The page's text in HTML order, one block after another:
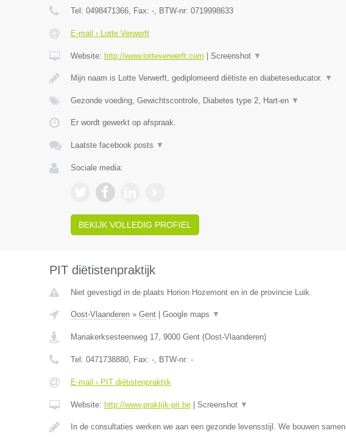
Tel: 0498471366, Fax: -, BTW-nr: 0719998633
E-mail › Lotte Verwerft
Website: http://www.lotteverwerft.com Screenshot ▼
Mijn naam is Lotte Verwerft, gediplomeerd diëtiste en diabeteseducator. ▼
Gezonde voeding, Gewichtscontrole, Diabetes type 2, Hart-en ▼
Er wordt gewerkt op afspraak.
Laatste facebook posts ▼
Sociale media:
BEKIJK VOLLEDIG PROFIEL
PIT diëtistenpraktijk
Niet gevestigd in de plaats Horion Hozemont en in de provincie Luik.
Oost-Vlaanderen» Gent| Google maps ▼
Mariakerksesteenweg 17, 9000 Gent(Oost-Vlaanderen)
Tel: 0471738880, Fax: -, BTW-nr: -
E-mail › PIT diëtistenpraktijk
Website: http://www.praktijk-pit.be| Screenshot ▼
In de consultaties werken we aan een gezonde levensstijl. We bouwen samen